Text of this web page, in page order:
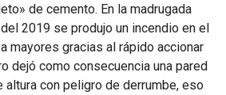
de cemento. En la madrugada
2019 se produjo un incendio en el
mayores gracias al rápido accionar
dejó como consecuencia una pared
con peligro de derrumbe, eso